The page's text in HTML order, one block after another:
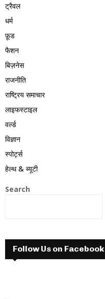
ट्रैवल
धर्म
फ़ूड
फैशन
बिज़नेस
राजनीति
राष्ट्रिय समाचार
लाइफस्टाइल
वर्ल्ड
विज्ञान
स्पोर्ट्स
हेल्थ & ब्यूटी
Search
Follow Us on Facebook